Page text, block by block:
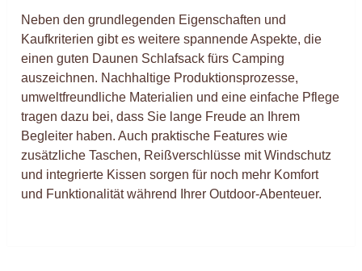
Neben den grundlegenden Eigenschaften und
Kaufkriterien gibt es weitere spannende Aspekte, die
einen guten Daunen Schlafsack fürs Camping
auszeichnen. Nachhaltige Produktionsprozesse,
umweltfreundliche Materialien und eine einfache Pflege
tragen dazu bei, dass Sie lange Freude an Ihrem
Begleiter haben. Auch praktische Features wie
zusätzliche Taschen, Reißverschlüsse mit Windschutz
und integrierte Kissen sorgen für noch mehr Komfort
und Funktionalität während Ihrer Outdoor-Abenteuer.